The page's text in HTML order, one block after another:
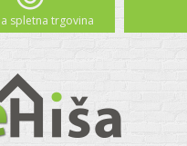
spletna trgovina